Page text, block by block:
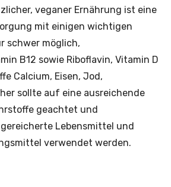
veganer Ernährung ist eine
mit einigen wichtigen
schwer möglich,
B12 sowie Riboflavin, Vitamin D
Calcium, Eisen, Jod,
sollte auf eine ausreichende
geachtet und
Lebensmittel und
verwendet werden.